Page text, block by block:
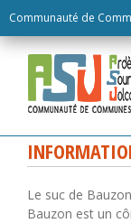
Communauté de
to
content
Le suc de
Bauzon est un